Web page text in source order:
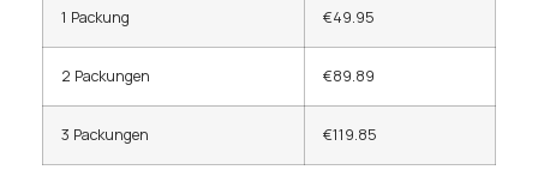
1 Packung €49.95
2 Packungen €89.89
3 Packungen €119.85